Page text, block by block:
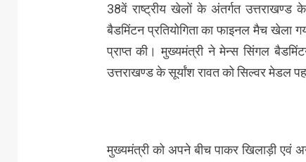
38वें राष्ट्रीय खेलों के अंतर्गत
बैडमिंटन प्रतियोगिता का फाइनल मैच
प्राप्त की। मुख्यमंत्री ने मेन्स सिंगल
उत्तराखण्ड के सूर्यांश रावत को सिल्वर मेडल
मुख्यमंत्री को अपने बीच पाकर खिलाड़ी एवं